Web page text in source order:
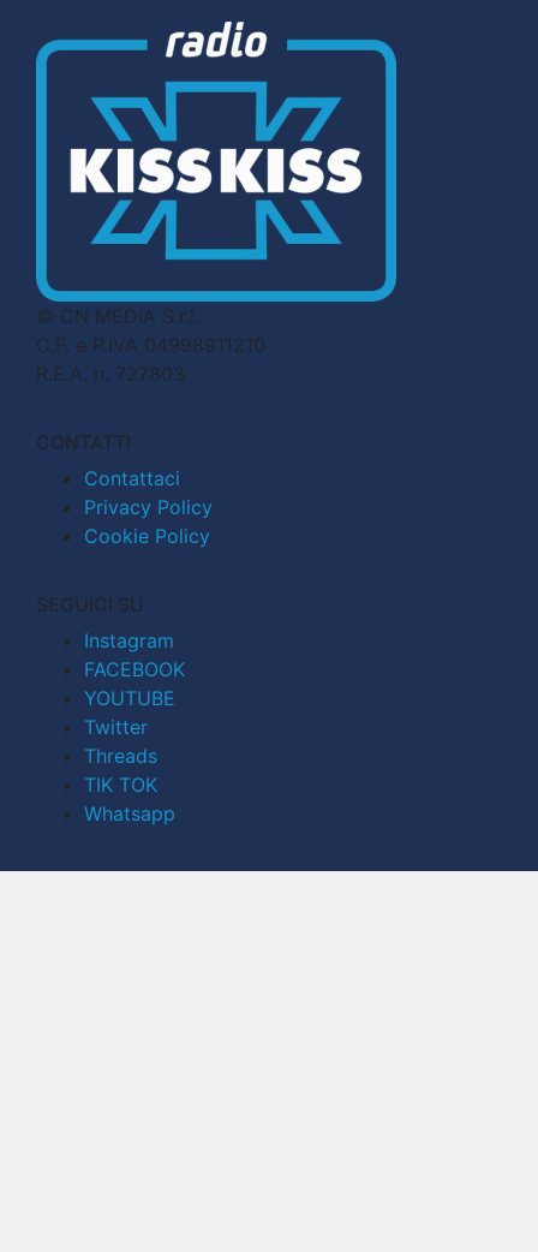
© CN MEDIA S.r.l.
C.F. e P.IVA 04998911210
R.E.A. n. 727803
CONTATTI
Contattaci
Privacy Policy
Cookie Policy
SEGUICI SU
Instagram
FACEBOOK
YOUTUBE
Twitter
Threads
TIK TOK
Whatsapp